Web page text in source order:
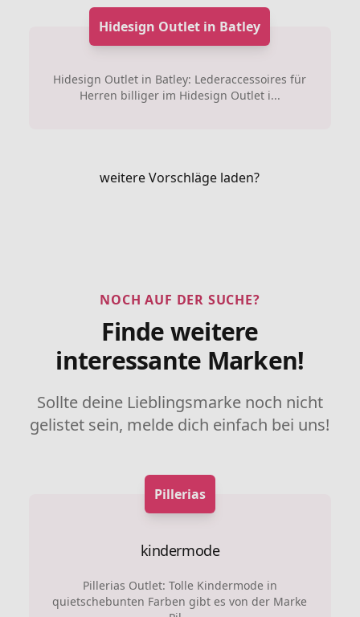
Hidesign Outlet in Batley
Hidesign Outlet in Batley: Lederaccessoires für
Herren billiger im Hidesign Outlet i...
weitere Vorschläge laden?
NOCH AUF DER SUCHE?
Finde weitere
interessante Marken!
Sollte deine Lieblingsmarke noch nicht
gelistet sein, melde dich einfach bei uns!
Pillerias
kindermode
Pillerias Outlet: Tolle Kindermode in
quietschebunten Farben gibt es von der Marke